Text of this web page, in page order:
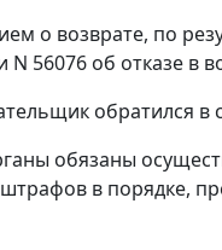
о возврате, по
56076 об отказе в
обратился
обязаны
в порядке,